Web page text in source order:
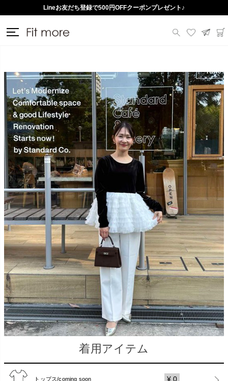
Lineお友だち登録で500円OFFクーポンプレゼント♪
着用アイテム
トップス/coming soon ¥ 0